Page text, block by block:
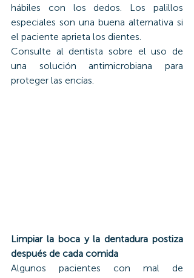
hábiles con los dedos. Los palillos
especiales son una buena alternativa si
el paciente aprieta los dientes.
Consulte al dentista sobre el uso de
una solución antimicrobiana para
proteger las encías.
Limpiar la boca y la dentadura postiza
después de cada comida
Algunos pacientes con mal de